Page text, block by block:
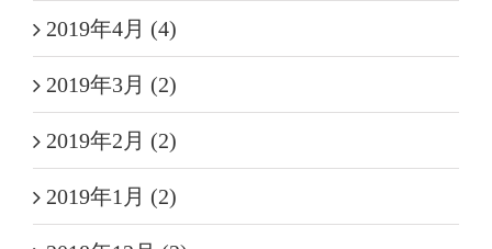
2019年4月 (4)
2019年3月 (2)
2019年2月 (2)
2019年1月 (2)